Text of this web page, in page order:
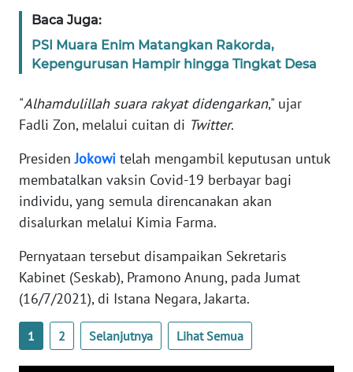
Baca Juga:
PSI Muara Enim Matangkan Rakorda,
Kepengurusan Hampir hingga Tingkat Desa
"Alhamdulillah suara rakyat didengarkan," ujar
Fadli Zon, melalui cuitan di Twitter.
PresidenJokowi telah mengambil keputusan untuk
membatalkan vaksin Covid-19 berbayar bagi
individu, yang semula direncanakan akan
disalurkan melalui Kimia Farma.
Pernyataan tersebut disampaikan Sekretaris
Kabinet (Seskab), Pramono Anung, pada Jumat
(16/7/2021), di Istana Negara, Jakarta.
1 2 Selanjutnya Lihat Semua
REDAKSI
KARIR
DISCLAIMER
News
WN
SUMUT
WN
JAKARTA
WN
JABAR